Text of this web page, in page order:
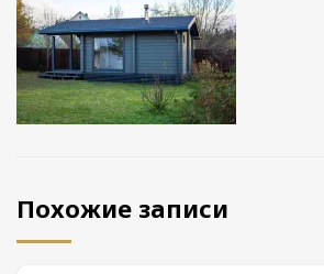
Похожие записи